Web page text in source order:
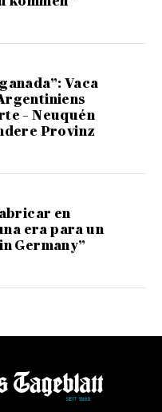
Vaca
– Neuquén
Provinz
en
era para un
Germany”